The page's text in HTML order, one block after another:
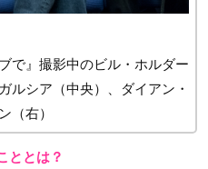
で』撮影中のビル・ホルダー
ルシア（中央）、ダイアン・
（右）
ととは？